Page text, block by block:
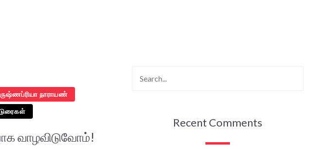
நாராயண்
வாழவிடுவோம்!
Recent Comments